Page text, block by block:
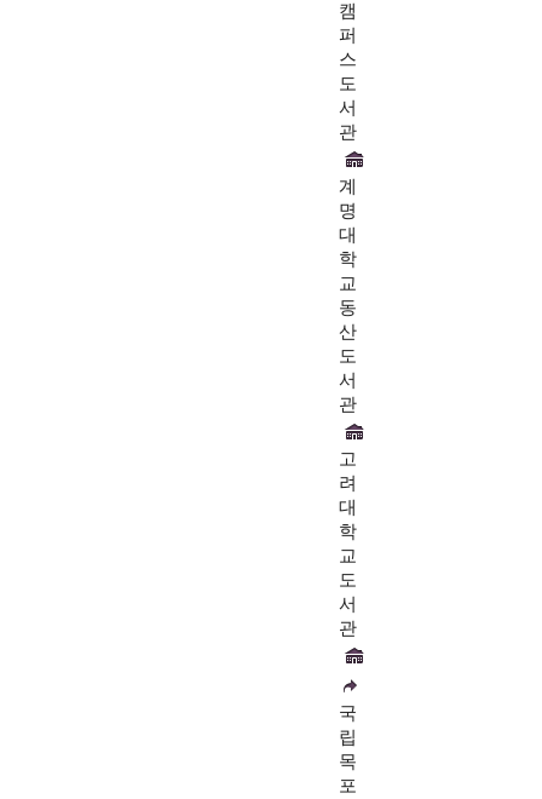
캠
퍼
스
도
서
관
계
명
대
학
교
동
산
도
서
관
고
려
대
학
교
도
서
관
국
립
목
포